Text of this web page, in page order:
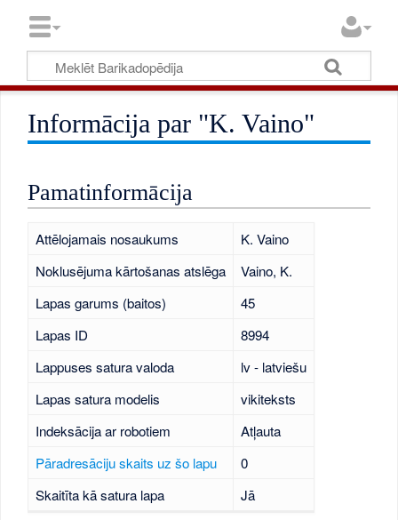
Informācija par "K. Vaino"
Pamatinformācija
Attēlojamais nosaukums
K. Vaino
Noklusējuma kārtošanas atslēga
Vaino, K.
Lapas garums (baitos)
45
Lapas ID
8994
Lappuses satura valoda
lv - latviešu
Lapas satura modelis
vikiteksts
Indeksācija ar robotiem
Atļauta
Pāradresāciju skaits uz šo lapu
0
Skaitīta kā satura lapa
Jā